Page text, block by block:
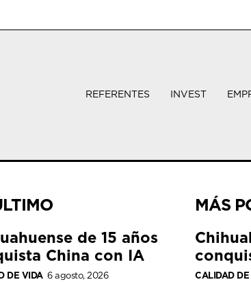
REFERENTES INVEST
de 15 años
China con IA
DE VIDA 6 agosto, 2026
MÁS
CALIDAD